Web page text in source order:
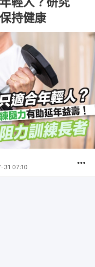
持健康
31 07:10